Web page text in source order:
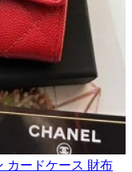
カードケース 財布